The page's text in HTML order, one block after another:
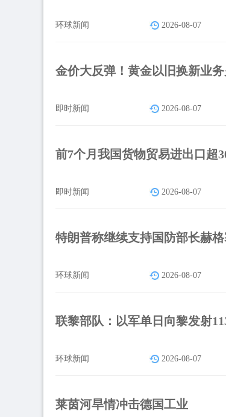
环球新闻 2026-08-07
金价大反弹！黄金以旧换新业
即时新闻 2026-08-07
前7个月我国货物贸易进出口超
即时新闻 2026-08-07
特朗普称继续支持国防部长赫
环球新闻 2026-08-07
联黎部队：以军单日向黎发射
环球新闻 2026-08-07
莱茵河旱情冲击德国工业